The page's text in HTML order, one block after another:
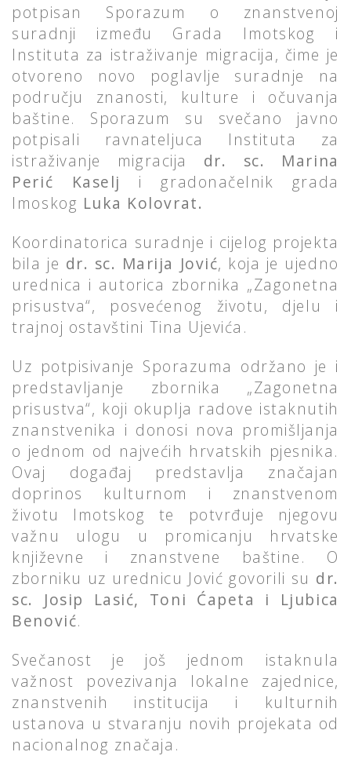
potpisan Sporazum o znanstvenoj
suradnji između Grada Imotskog i
Instituta za istraživanje migracija, čime je
otvoreno novo poglavlje suradnje na
području znanosti, kulture i očuvanja
baštine. Sporazum su svečano javno
potpisali ravnateljuca Instituta za
istraživanje migracija
dr. sc. Marina
Perić Kaselj i gradonačelnik grada
Imoskog Luka Kolovrat.
Koordinatorica suradnje i cijelog projekta
bila je dr. sc. Marija Jović, koja je ujedno
urednica i autorica zbornika „Zagonetna
prisustva“, posvećenog životu, djelu i
trajnoj ostavštini Tina Ujevića.
Uz potpisivanje Sporazuma održano je i
predstavljanje zbornika „Zagonetna
prisustva“, koji okuplja radove istaknutih
znanstvenika i donosi nova promišljanja
o jednom od najvećih hrvatskih pjesnika.
Ovaj događaj predstavlja značajan
doprinos kulturnom i znanstvenom
životu Imotskog te potvrđuje njegovu
važnu ulogu u promicanju hrvatske
književne i znanstvene baštine. O
zborniku uz urednicu Jović govorili su dr.
sc. Josip Lasić, Toni Ćapeta i Ljubica
Benović.
Svečanost je još jednom istaknula
važnost povezivanja lokalne zajednice,
znanstvenih institucija i kulturnih
ustanova u stvaranju novih projekata od
nacionalnog značaja.